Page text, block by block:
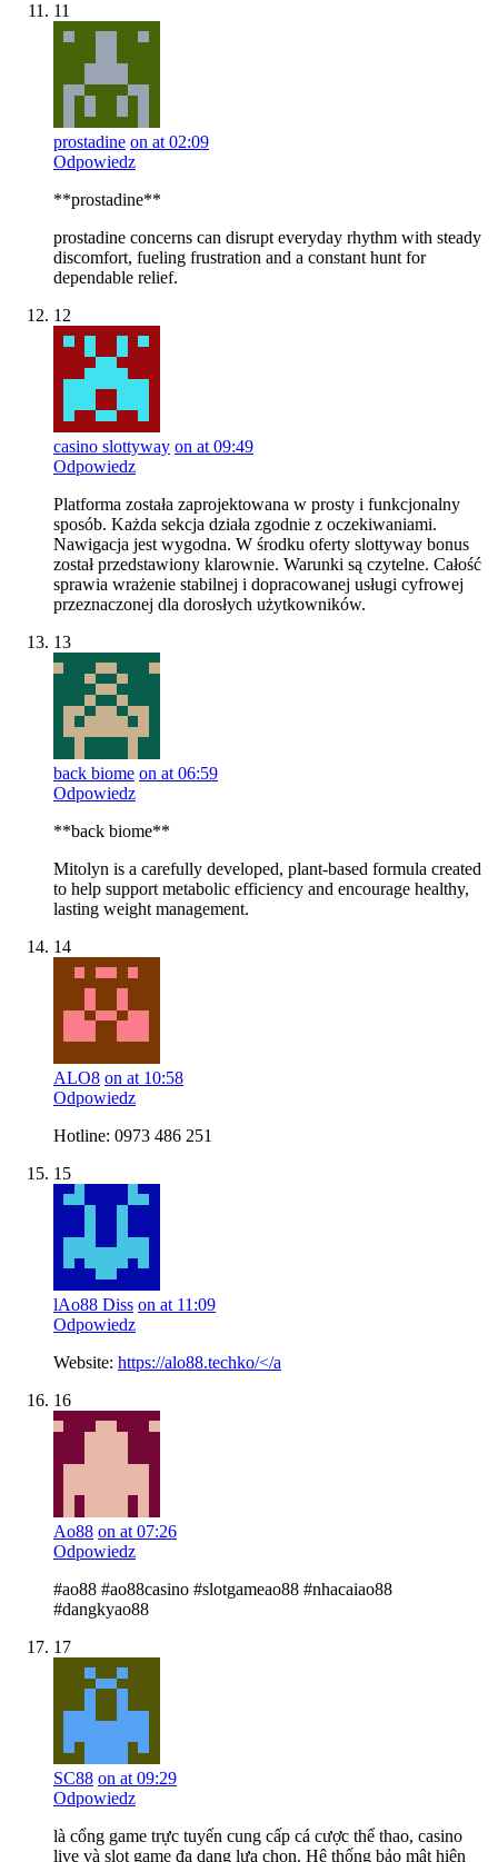
11
prostadine on at 02:09
Odpowiedz
**prostadine**
prostadine concerns can disrupt everyday rhythm with steady
discomfort, fueling frustration and a constant hunt for
dependable relief.
12
casino slottyway on at 09:49
Odpowiedz
Platforma została zaprojektowana w prosty i funkcjonalny
sposób. Każda sekcja działa zgodnie z oczekiwaniami.
Nawigacja jest wygodna. W środku oferty slottyway bonus
został przedstawiony klarownie. Warunki są czytelne. Całość
sprawia wrażenie stabilnej i dopracowanej usługi cyfrowej
przeznaczonej dla dorosłych użytkowników.
13
back biome on at 06:59
Odpowiedz
**back biome**
Mitolyn is a carefully developed, plant-based formula created
to help support metabolic efficiency and encourage healthy,
lasting weight management.
14
ALO8 on at 10:58
Odpowiedz
Hotline: 0973 486 251
15
lAo88 Diss on at 11:09
Odpowiedz
Website: https://alo88.techko/</a
16
Ao88 on at 07:26
Odpowiedz
#ao88 #ao88casino #slotgameao88 #nhacaiao88
#dangkyao88
17
SC88 on at 09:29
Odpowiedz
là cổng game trực tuyến cung cấp cá cược thể thao, casino
live và slot game đa dạng lựa chọn. Hệ thống bảo mật hiện